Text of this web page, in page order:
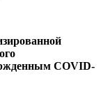
COVID-